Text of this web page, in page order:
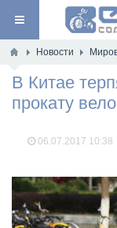
Новости
В Китае
прокату
06.07.2017 10:38